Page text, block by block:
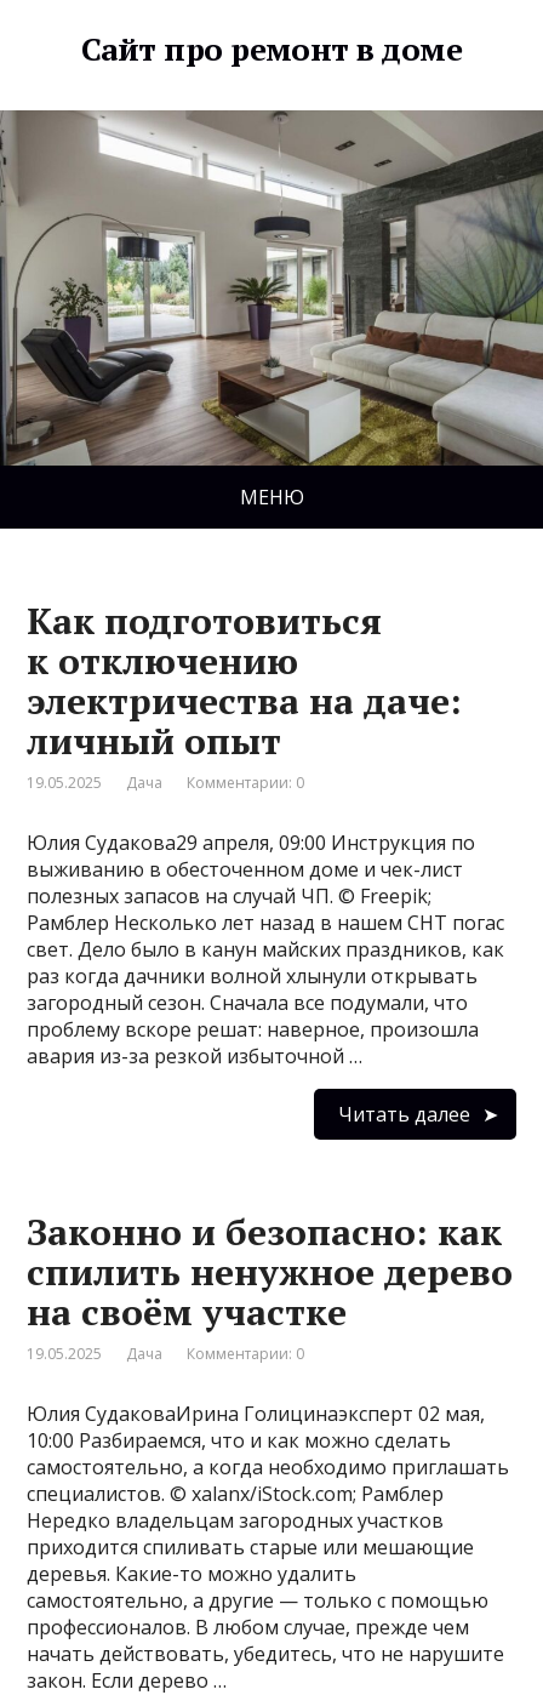
Сайт про ремонт в доме
МЕНЮ
Как подготовиться
к отключению
электричества на даче:
личный опыт
19.05.2025 Дача Комментарии: 0
Юлия Судакова29 апреля, 09:00 Инструкция по
выживанию в обесточенном доме и чек-лист
полезных запасов на случай ЧП. © Freepik;
Рамблер Несколько лет назад в нашем СНТ погас
свет. Дело было в канун майских праздников, как
раз когда дачники волной хлынули открывать
загородный сезон. Сначала все подумали, что
проблему вскоре решат: наверное, произошла
авария из-за резкой избыточной …
Читать далее
Законно и безопасно: как
спилить ненужное дерево
на своём участке
19.05.2025 Дача Комментарии: 0
Юлия СудаковаИрина Голицинаэксперт 02 мая,
10:00 Разбираемся, что и как можно сделать
самостоятельно, а когда необходимо приглашать
специалистов. © xalanx/iStock.com; Рамблер
Нередко владельцам загородных участков
приходится спиливать старые или мешающие
деревья. Какие-то можно удалить
самостоятельно, а другие — только с помощью
профессионалов. В любом случае, прежде чем
начать действовать, убедитесь, что не нарушите
закон. Если дерево …